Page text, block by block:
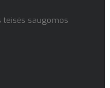
saugomos